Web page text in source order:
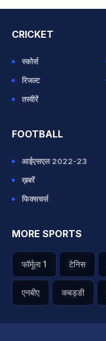
CRICKET
स्कोर्स
रिजल्ट
तस्वीरें
FOOTBALL
आईएसएल 2022-23
ख़बरें
फिक्सचर्स
MORE SPORTS
फॉर्मूला 1 टेनिस
एनबीए कबड्डी